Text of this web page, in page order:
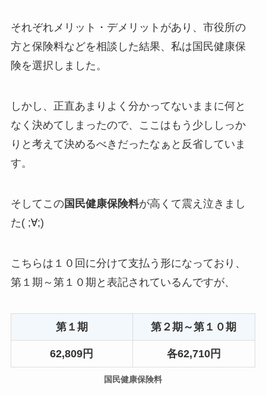
それぞれメリット・デメリットがあり、市役所の
方と保険料などを相談した結果、私は国民健康保
険を選択しました。
しかし、正直あまりよく分かってないままに何と
なく決めてしまったので、ここはもう少ししっか
りと考えて決めるべきだったなぁと反省していま
す。
そしてこの国民健康保険料が高くて震え泣きまし
た( ;∀;)
こちらは１０回に分けて支払う形になっており、
第１期～第１０期と表記されているんですが、
第１期 第２期～第１０期
62,809円 各62,710円
国民健康保険料